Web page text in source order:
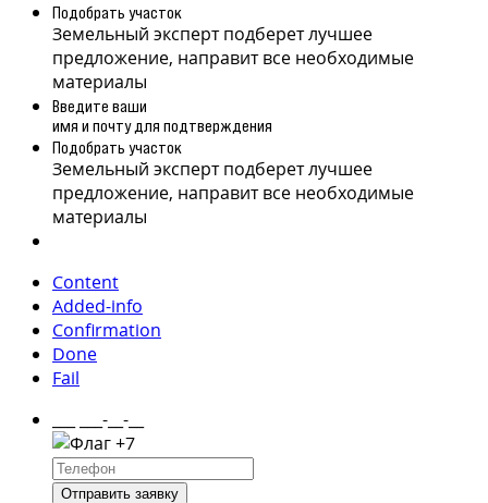
Подобрать участок
Земельный эксперт подберет лучшее
предложение, направит все необходимые
материалы
Введите ваши
имя и почту для подтверждения
Подобрать участок
Земельный эксперт подберет лучшее
предложение, направит все необходимые
материалы
Content
Added-info
Confirmation
Done
Fail
___ ___-__-__
+7
Отправить заявку